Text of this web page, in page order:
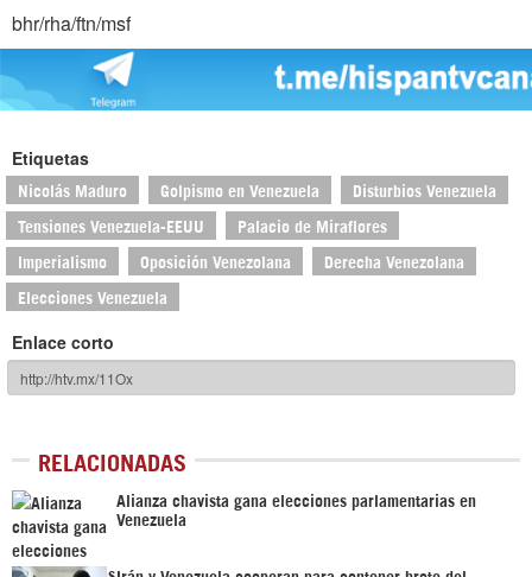
bhr/rha/ftn/msf
Etiquetas
Nicolás Maduro Golpismo en Venezuela Disturbios Venezuela
Tensiones Venezuela-EEUU Palacio de Miraflores
Imperialismo Oposición Venezolana Derecha Venezolana
Elecciones Venezuela
Enlace corto
RELACIONADAS
Alianza chavista gana elecciones parlamentarias en
Venezuela